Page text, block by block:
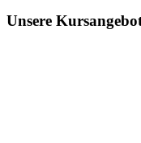
Unsere